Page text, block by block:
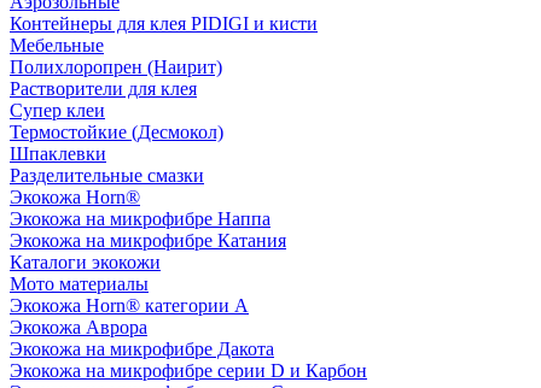
Контейнеры для клея PIDIGI и кисти
Мебельные
Полихлоропрен (Наирит)
Растворители для клея
Супер клеи
Термостойкие (Десмокол)
Шпаклевки
Разделительные смазки
Экокожа Horn®
Экокожа на микрофибре Наппа
Экокожа на микрофибре Катания
Каталоги экокожи
Мото материалы
Экокожа Horn® категории A
Экокожа Аврора
Экокожа на микрофибре Дакота
Экокожа на микрофибре серии D и Карбон